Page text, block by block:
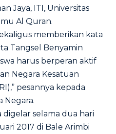
Jaya, ITI, Universitas
Al Quran.
memberikan kata
Tangsel Benyamin
harus berperan aktif
Negara Kesatuan
pesannya kepada
Negara.
digelar selama dua hari
2017 di Bale Arimbi